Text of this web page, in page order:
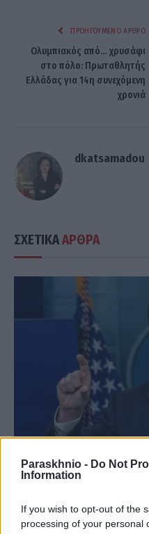
Paraskhnio - Do Not
Information
If you wish to opt-out of the
processing of your personal
ΠΡΟΗΓΟΎΜΕΝΟ ΆΡΘΡΟ
Ολυμπιακός από… χρυσάφι
στο πόλο: Πρωταθλητής
Ελλάδας για 14η συνεχόμενη
χρονιά
dkatsamadou
ΣΧΕΤΙΚΑΑΡΘΡΑ
Ο Τζέι Ντι Βανς
μπήκαν στη μέση τα…